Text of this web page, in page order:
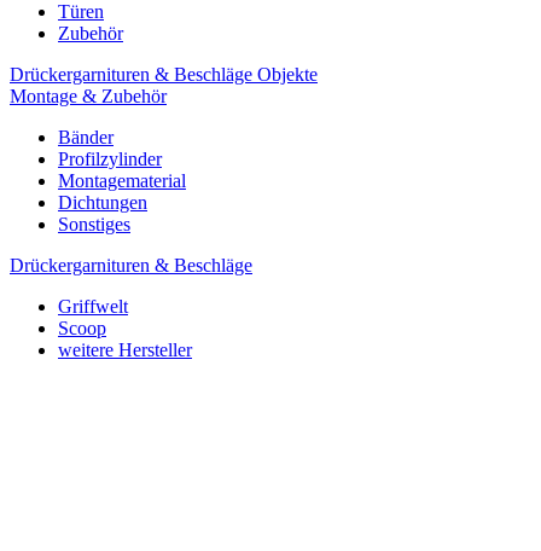
Türen
Zubehör
Drückergarnituren & Beschläge Objekte
Montage & Zubehör
Bänder
Profilzylinder
Montagematerial
Dichtungen
Sonstiges
Drückergarnituren & Beschläge
Griffwelt
Scoop
weitere Hersteller